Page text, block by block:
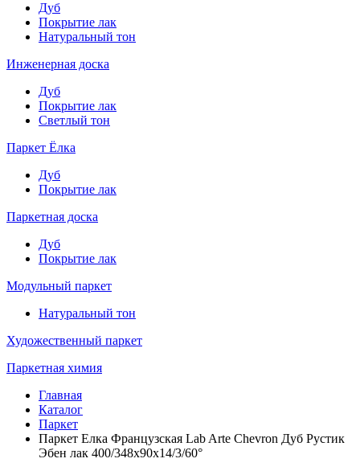
Дуб
Покрытие лак
Натуральный тон
Инженерная доска
Дуб
Покрытие лак
Светлый тон
Паркет Ёлка
Дуб
Покрытие лак
Паркетная доска
Дуб
Покрытие лак
Модульный паркет
Натуральный тон
Художественный паркет
Паркетная химия
Главная
Каталог
Паркет
Паркет Елка Французская Lab Arte Chevron Дуб Рустик
Эбен лак 400/348х90х14/3/60°